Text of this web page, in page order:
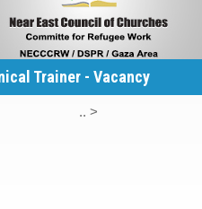
Trainer - Vacancy
< ..